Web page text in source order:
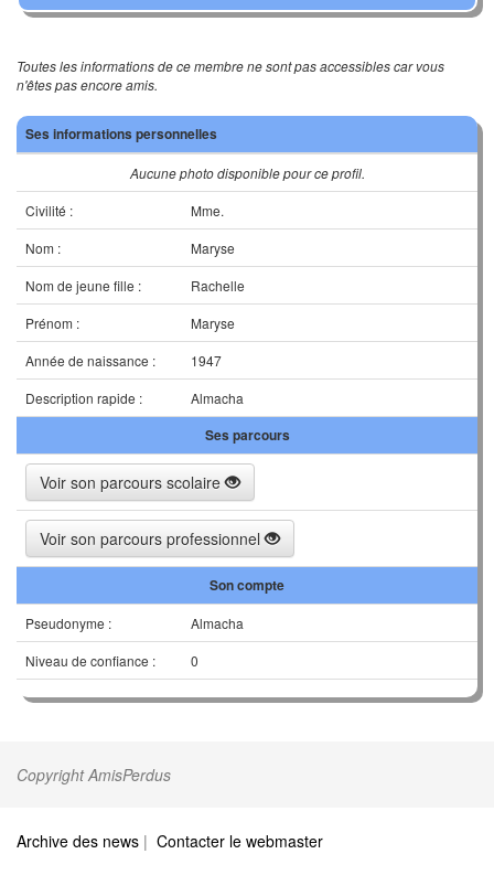
Toutes les informations de ce membre ne sont pas accessibles car vous
n'êtes pas encore amis.
Ses informations personnelles
Aucune photo disponible pour ce profil.
Civilité :
Mme.
Nom :
Maryse
Nom de jeune fille :
Rachelle
Prénom :
Maryse
Année de naissance :
1947
Description rapide :
Almacha
Ses parcours
Voir son parcours scolaire
Voir son parcours professionnel
Son compte
Pseudonyme :
Almacha
Niveau de confiance :
0
Copyright AmisPerdus
Archive des news | Contacter le webmaster